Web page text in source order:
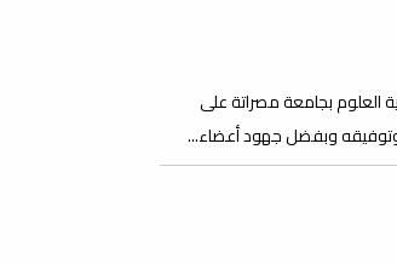
العلوم بجامعة مصراتة على
وتوفيقه وبفضل جهود أعضاء...